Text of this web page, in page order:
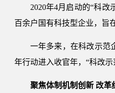
2020年4月启动的“科
百余户国有科技型企业，旨
一年多来，在科改示范
年行动进入收官年，“科改
聚焦体制机制创新 改革